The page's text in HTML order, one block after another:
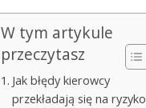
W tym artykule
przeczytasz
Jak błędy kierowcy
przekładają się na ryzyko